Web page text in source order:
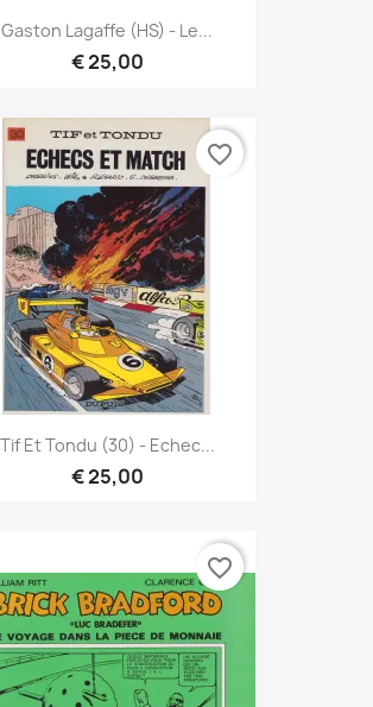
Gaston Lagaffe (HS) - Le...
€ 25,00
Tif Et Tondu (30) - Echec...
€ 25,00
favorite_border
favorite_border